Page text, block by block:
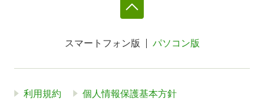
スマートフォン版 パソコン版
利用規約 個人情報保護基本方針